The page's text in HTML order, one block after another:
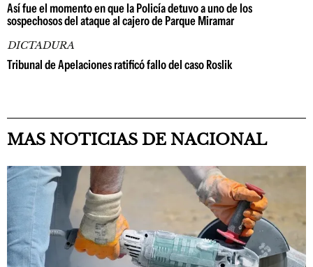
Así fue el momento en que la Policía detuvo a uno de los
sospechosos del ataque al cajero de Parque Miramar
DICTADURA
Tribunal de Apelaciones ratificó fallo del caso Roslik
MAS NOTICIAS DE NACIONAL